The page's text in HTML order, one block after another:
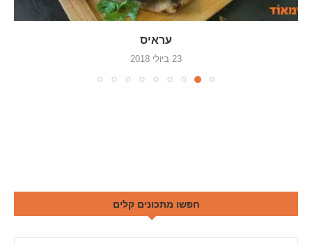
עראיס
23 ביולי 2018
חפשו מתכונים קלים